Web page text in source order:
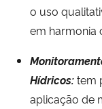
o uso
em harmonia
Hídricos:tem
aplicação de